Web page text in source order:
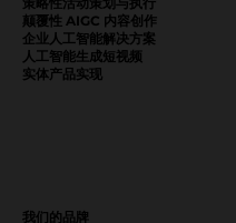
颠覆性 AIGC 内容创作
企业人工智能解决方案
人工智能生成短视频
实体产品实现
我们的品牌